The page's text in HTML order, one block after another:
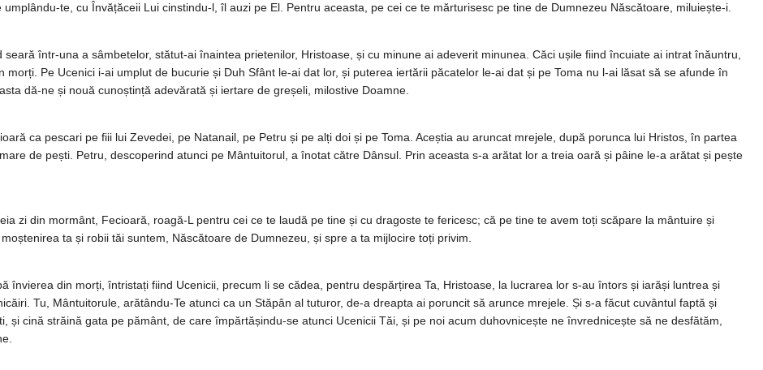
te, cu Învățăceii Lui cinstindu-l, îl auzi pe El. Pentru aceasta, pe cei ce te mărturisesc pe tine de Dumnezeu Născătoare, miluiește-i.
seară într-una a sâmbetelor, stătut-ai înaintea prietenilor, Hristoase, și cu minune ai adeverit minunea. Căci ușile fiind încuiate ai intrat înăuntru,
morți. Pe Ucenici i-ai umplut de bucurie și Duh Sfânt le-ai dat lor, și puterea iertării păcatelor le-ai dat și pe Toma nu l-ai lăsat să se afunde în
dă-ne și nouă cunoștință adevărată și iertare de greșeli, milostive Doamne.
ca pescari pe fiii lui Zevedei, pe Natanail, pe Petru și pe alți doi și pe Toma. Aceștia au aruncat mrejele, după porunca lui Hristos, în partea
de pești. Petru, descoperind atunci pe Mântuitorul, a înotat către Dânsul. Prin aceasta s-a arătat lor a treia oară și pâine le-a arătat și pește
zi din mormânt, Fecioară, roagă-L pentru cei ce te laudă pe tine și cu dragoste te fericesc; că pe tine te avem toți scăpare la mântuire și
ta și robii tăi suntem, Născătoare de Dumnezeu, și spre a ta mijlocire toți privim.
învierea din morți, întristați fiind Ucenicii, precum li se cădea, pentru despărțirea Ta, Hristoase, la lucrarea lor s-au întors și iarăși luntrea și
Tu, Mântuitorule, arătându-Te atunci ca un Stăpân al tuturor, de-a dreapta ai poruncit să arunce mrejele. Și s-a făcut cuvântul faptă și
și cină străină gata pe pământ, de care împărtășindu-se atunci Ucenicii Tăi, și pe noi acum duhovnicește ne învrednicește să ne desfătăm,